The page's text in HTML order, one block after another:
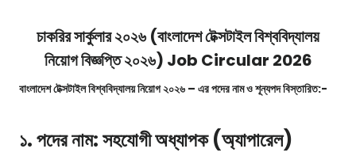
চাকরির সার্কুলার ২০২৬ (বাংলাদেশ টেক্সটাইল বিশ্ববিদ্যালয়
নিয়োগ বিজ্ঞপ্তি ২০২৬) Job Circular 2026
বাংলাদেশ টেক্সটাইল বিশ্ববিদ্যালয় নিয়োগ ২০২৬ – এর পদের নাম ও শূন্যপদ বিস্তারিত:-
১. পদের নাম: সহযোগী অধ্যাপক (অ্যাপারেল)